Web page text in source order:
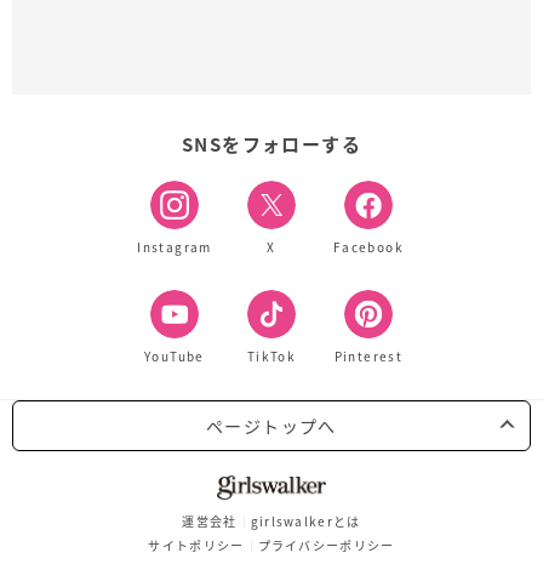
SNSをフォローする
Instagram X Facebook
YouTube TikTok Pinterest
ページトップへ
運営会社
girlswalkerとは
サイトポリシー
プライバシーポリシー